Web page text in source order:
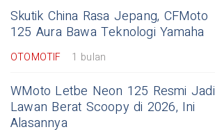
Skutik China Rasa Jepang, CFMoto
125 Aura Bawa Teknologi Yamaha
OTOMOTIF 1 bulan
WMoto Letbe Neon 125 Resmi Jadi
Lawan Berat Scoopy di 2026, Ini
Alasannya